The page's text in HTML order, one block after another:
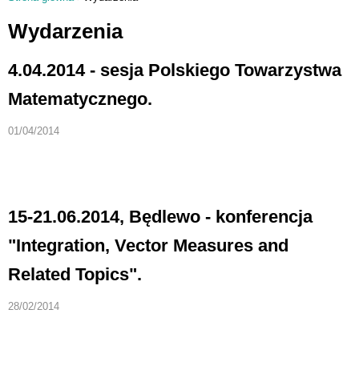
Wydarzenia
4.04.2014 - sesja Polskiego Towarzystwa
Matematycznego.
01/04/2014
15-21.06.2014, Będlewo - konferencja
"Integration, Vector Measures and
Related Topics".
28/02/2014